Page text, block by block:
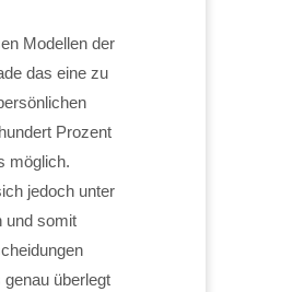
Modellen der
das eine zu
Prozent
möglich.
jedoch unter
und somit
überlegt